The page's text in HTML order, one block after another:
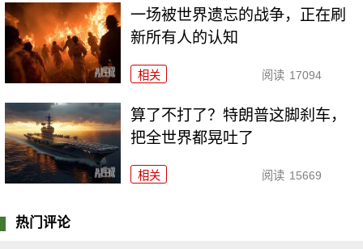
一场被世界遗忘的战争，正在刷
新所有人的认知
相关 阅读 17094
算了不打了？特朗普这脚刹车，
把全世界都晃吐了
相关 阅读 15669
热门评论